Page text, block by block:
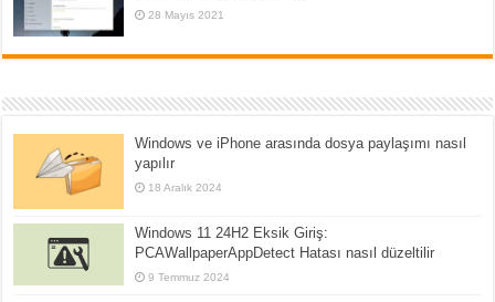
28 Mayıs 2021
Windows ve iPhone arasında dosya paylaşımı nasıl
yapılır
18 Aralık 2024
Windows 11 24H2 Eksik Giriş:
PCAWallpaperAppDetect Hatası nasıl düzeltilir
9 Temmuz 2024